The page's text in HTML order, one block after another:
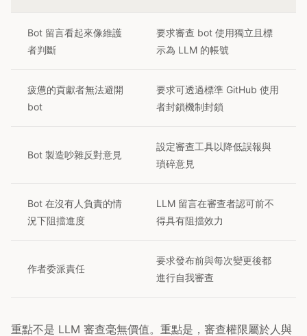
Bot 留言看起來像維護
者判斷
要求審查 bot 使用獨立且標
示為 LLM 的帳號
疲憊的貢獻者無法避開
bot
要求可透過標準 GitHub 使用
者封鎖機制封鎖
Bot 製造吵雜反對意見
設定審查工具以降低誤報與
瑣碎意見
Bot 在沒有人負責的情
況下阻擋進度
LLM 留言在審查者認可前不
得具有阻擋效力
作者委派責任
要求發布前與每次變更後都
進行自我審查
重點不是 LLM 審查毫無價值。重點是，審查權限屬於人與